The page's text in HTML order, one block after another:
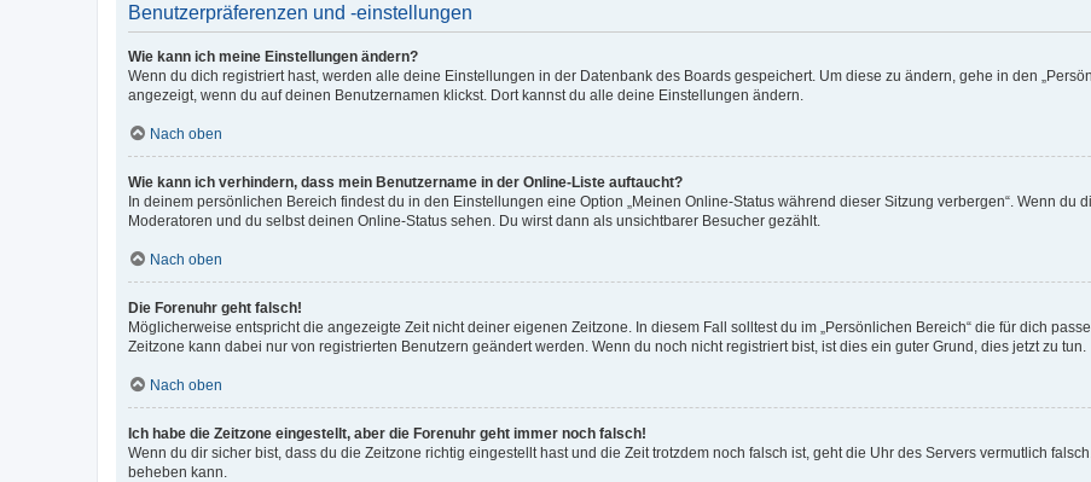
Benutzerpräferenzen und -einstellungen
Wie kann ich meine Einstellungen ändern?
Wenn du dich registriert hast, werden alle deine Einstellungen in der Datenbank des Boards gespeichert. Um diese zu ändern, gehe in den
angezeigt, wenn du auf deinen Benutzernamen klickst. Dort kannst du alle deine Einstellungen ändern.
Nach oben
Wie kann ich verhindern, dass mein Benutzername in der Online-Liste auftaucht?
In deinem persönlichen Bereich findest du in den Einstellungen eine Option „Meinen Online-Status während dieser Sitzung verbergen“. Wenn du
Moderatoren und du selbst deinen Online-Status sehen. Du wirst dann als unsichtbarer Besucher gezählt.
Nach oben
Die Forenuhr geht falsch!
Möglicherweise entspricht die angezeigte Zeit nicht deiner eigenen Zeitzone. In diesem Fall solltest du im „Persönlichen Bereich“ die für dich
Zeitzone kann dabei nur von registrierten Benutzern geändert werden. Wenn du noch nicht registriert bist, ist dies ein guter Grund, dies jetzt zu tun.
Nach oben
Ich habe die Zeitzone eingestellt, aber die Forenuhr geht immer noch falsch!
Wenn du dir sicher bist, dass du die Zeitzone richtig eingestellt hast und die Zeit trotzdem noch falsch ist, geht die Uhr des Servers vermutlich
beheben kann.